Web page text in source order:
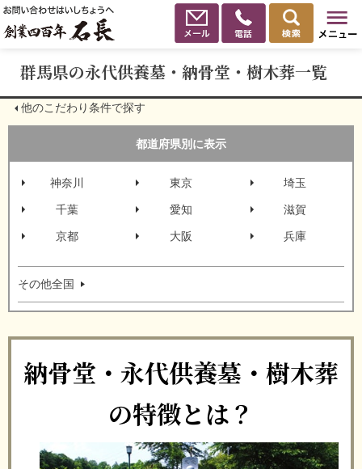
群馬県の永代供養墓・納骨堂・樹木葬一覧
他のこだわり条件で探す
都道府県別に表示
神奈川 東京 埼玉
千葉 愛知 滋賀
京都 大阪 兵庫
その他全国
納骨堂・永代供養墓・樹木葬
の特徴とは？